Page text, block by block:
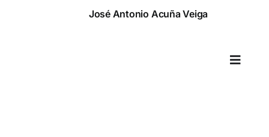
José Antonio Acuña Veiga
Toggle